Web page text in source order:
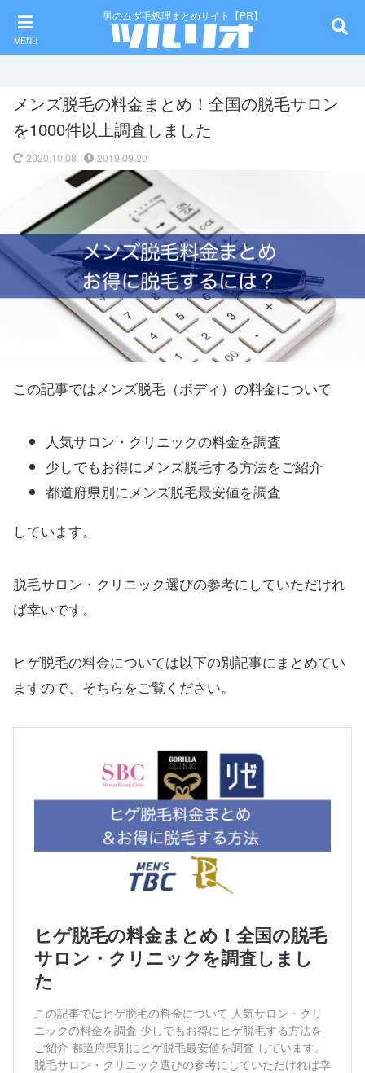
MENU
男のムダ毛処理まとめサイト【PR】
メンズ脱毛の料金まとめ！全国の脱毛サロン
を1000件以上調査しました
2020.10.08 2019.09.20
この記事ではメンズ脱毛（ボディ）の料金について
人気サロン・クリニックの料金を調査
少しでもお得にメンズ脱毛する方法をご紹介
都道府県別にメンズ脱毛最安値を調査
しています。
脱毛サロン・クリニック選びの参考にしていただけれ
ば幸いです。
ヒゲ脱毛の料金については以下の別記事にまとめてい
ますので、そちらをご覧ください。